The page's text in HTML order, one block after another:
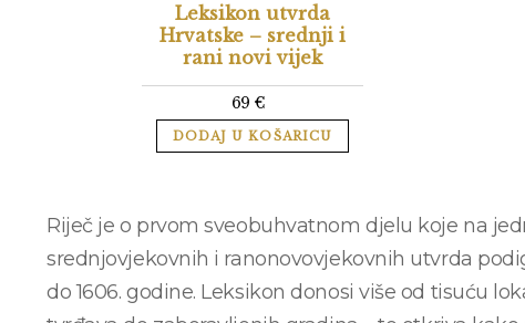
Leksikon utvrda
Hrvatske – srednji i
rani novi vijek
69 €
DODAJ U KOŠARICU
Riječ je o prvom sveobuhvatnom djelu koje na
srednjovjekovnih i ranonovovjekovnih utvrda
do 1606. godine. Leksikon donosi više od tisuću